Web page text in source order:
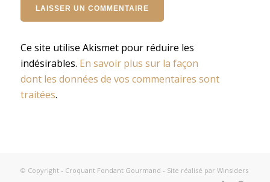
Ce site utilise Akismet pour réduire les
indésirables. En savoir plus sur la façon
dont les données de vos commentaires sont
traitées.
© Copyright - Croquant Fondant Gourmand - Site réalisé par Winsiders